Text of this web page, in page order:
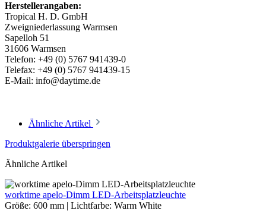
Herstellerangaben:
Tropical H. D. GmbH
Zweigniederlassung Warmsen
Sapelloh 51
31606 Warmsen
Telefon: +49 (0) 5767 941439-0
Telefax: +49 (0) 5767 941439-15
E-Mail: info@daytime.de
Ähnliche Artikel
Produktgalerie überspringen
Ähnliche Artikel
worktime apelo-Dimm LED-Arbeitsplatzleuchte
Größe: 600 mm | Lichtfarbe: Warm White